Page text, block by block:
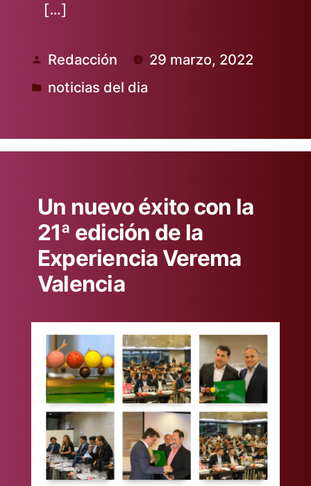
[…]
Publicado
por
Redacción 29 marzo, 2022
Publicado
noticias del dia
Un nuevo éxito con la
21ª edición de la
Experiencia Verema
Valencia